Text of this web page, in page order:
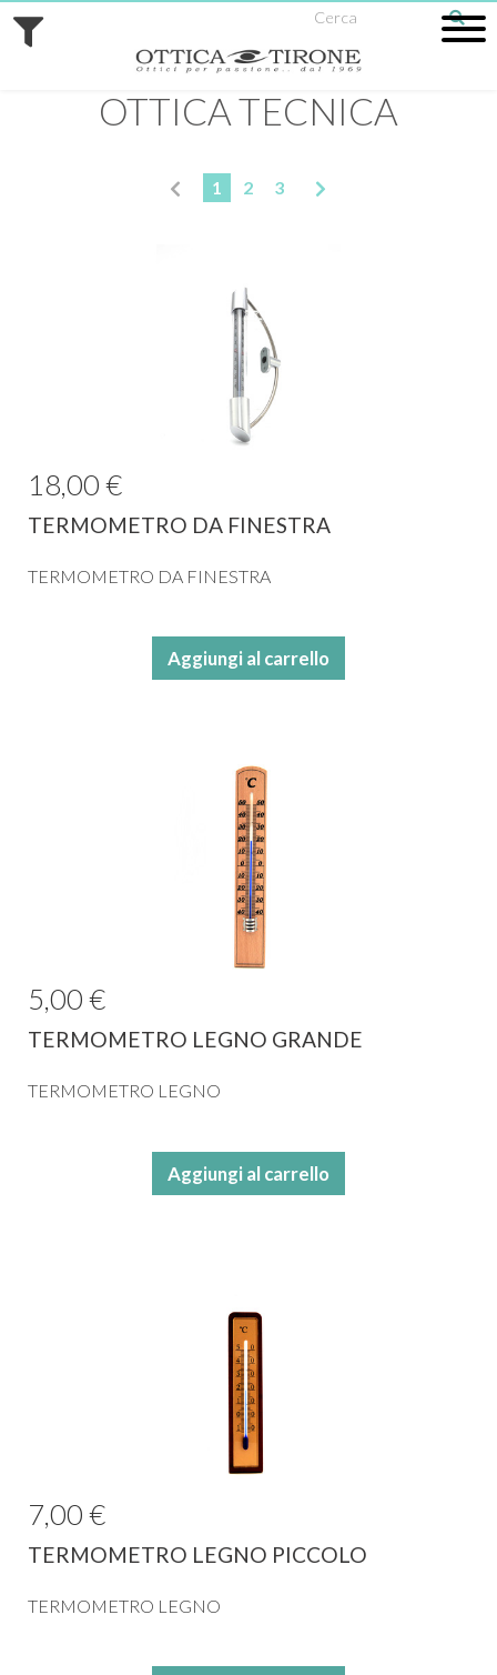
OTTICA TECNICA
1 2 3
18,00 €
TERMOMETRO DA FINESTRA
TERMOMETRO DA FINESTRA
Aggiungi al carrello
5,00 €
TERMOMETRO LEGNO GRANDE
TERMOMETRO LEGNO
Aggiungi al carrello
7,00 €
TERMOMETRO LEGNO PICCOLO
TERMOMETRO LEGNO